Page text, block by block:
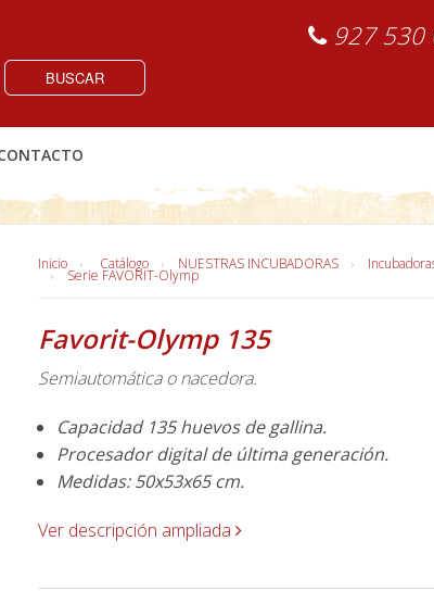
927 530
BUSCAR
Inicio Catálogo NUESTRAS INCUBADORAS
Serie FAVORIT-Olymp
Favorit-Olymp 135
Semiautomática o nacedora.
Capacidad 135 huevos de gallina.
Procesador digital de última generación.
Medidas: 50x53x65 cm.
Ver descripción ampliada